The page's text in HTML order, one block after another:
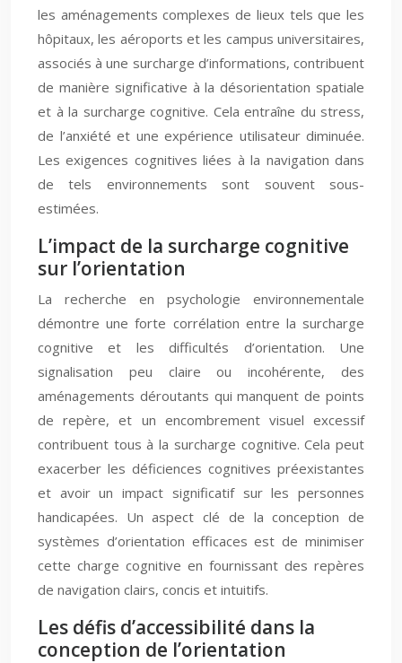
les aménagements complexes de lieux tels que les
hôpitaux, les aéroports et les campus universitaires,
associés à une surcharge d’informations, contribuent
de manière significative à la désorientation spatiale
et à la surcharge cognitive. Cela entraîne du stress,
de l’anxiété et une expérience utilisateur diminuée.
Les exigences cognitives liées à la navigation dans
de tels environnements sont souvent sous-
estimées.
L’impact de la surcharge cognitive
sur l’orientation
La recherche en psychologie environnementale
démontre une forte corrélation entre la surcharge
cognitive et les difficultés d’orientation. Une
signalisation peu claire ou incohérente, des
aménagements déroutants qui manquent de points
de repère, et un encombrement visuel excessif
contribuent tous à la surcharge cognitive. Cela peut
exacerber les déficiences cognitives préexistantes
et avoir un impact significatif sur les personnes
handicapées. Un aspect clé de la conception de
systèmes d’orientation efficaces est de minimiser
cette charge cognitive en fournissant des repères
de navigation clairs, concis et intuitifs.
Les défis d’accessibilité dans la
conception de l’orientation